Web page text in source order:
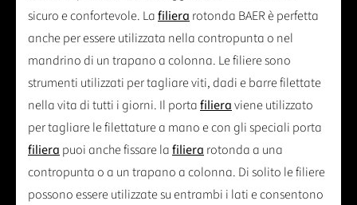
sicuro e confortevole. Lafiliera rotonda BAER è perfetta
anche per essere utilizzata nella contropunta o nel
mandrino di un trapano a colonna. Le filiere sono
strumenti utilizzati per tagliare viti, dadi e barre filettate
nella vita di tutti i giorni. Il portafilieraviene utilizzato
per tagliare le filettature a mano e con gli speciali porta
filiera puoi anche fissare lafiliera rotonda a una
contropunta o a un trapano a colonna. Di solito le filiere
possono essere utilizzate su entrambi i lati e consentono